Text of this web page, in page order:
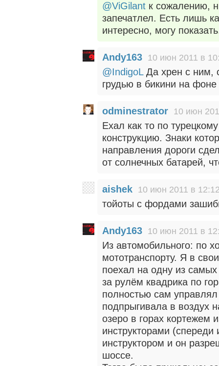
@ViGilant к сожалению,
запечатлел. Есть лишь
интересно, могу
Andy163 10 июн 2011 в
@IndigoLДа хрен с ним,
грудью в бикини на
odminestrator 10 июн
Ехал как то по
конструкцию. Знаки
направления дороги
от солнечных батарей,
aishek 10 июн 2011 в
тойоты с фордами
Andy163 10 июн 2011 в
Из автомобильного: по
мототранспорту. Я в
поехал на одну из
за рулём квадрика по
полностью сам
подпрыгивала в воздух
озеро в горах кортежем
инструкторами
инструктором и он
шоссе.